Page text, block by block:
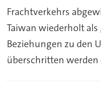
Frachtverkehrs
Taiwan wiederholt als
Beziehungen zu den
überschritten werden